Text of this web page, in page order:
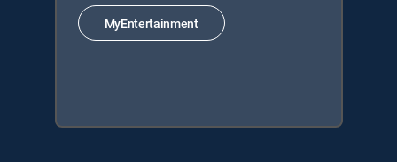
MyEntertainment